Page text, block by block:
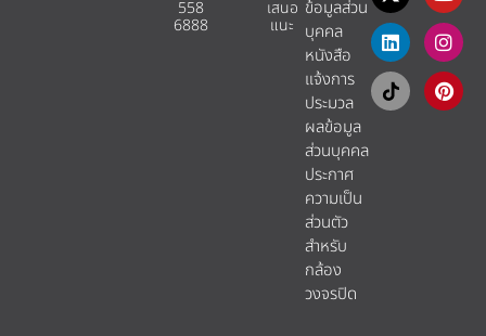
558
6888
เสนอ
แนะ​
ข้อมูลส่วน
บุคคล
หนังสือ
แจ้งการ
ประมวล
ผลข้อมูล
ส่วนบุคคล
ประกาศ
ความเป็น
ส่วนตัว
สำหรับ
กล้อง
วงจรปิด